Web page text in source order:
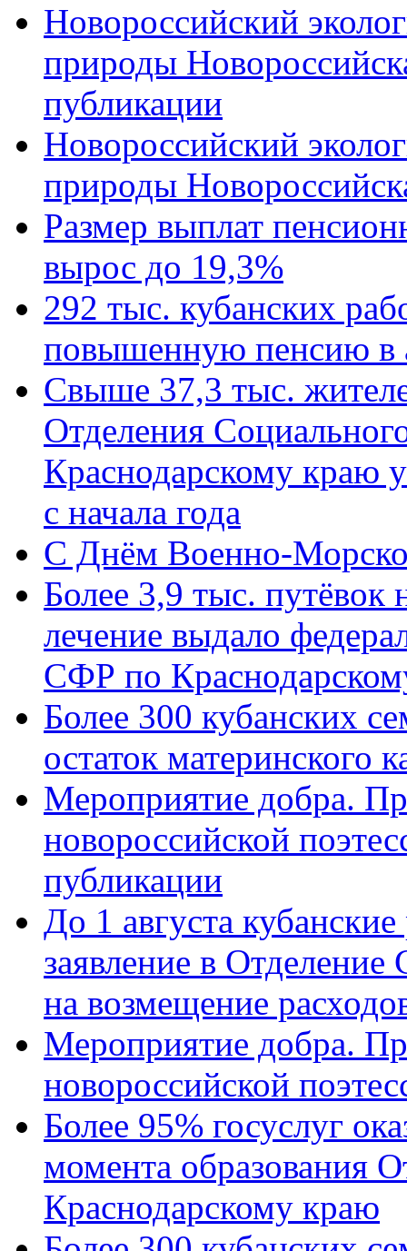
Новороссийский
природы
публикации
Новороссийский
природы
Размер выплат
вырос до 19,3%
292 тыс. кубанских
повышенную пенсию в
Свыше 37,3 тыс.
Отделения
Краснодарскому краю
с начала года
C Днём Военно-
Более 3,9 тыс. путёвок
лечение выдало
СФР по
Более 300 кубанских
остаток материнского
Мероприятие добра.
новороссийской
публикации
До 1 августа
заявление в
на возмещение
Мероприятие добра.
новороссийской
Более 95% госуслуг
момента образования
Краснодарскому краю